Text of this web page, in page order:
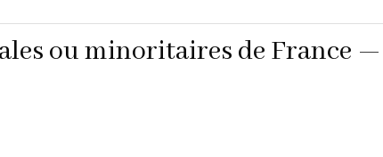
ou minoritaires de France —